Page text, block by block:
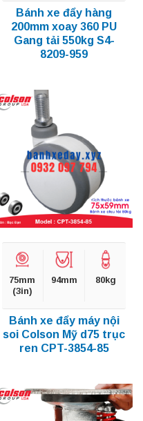
Bánh xe đẩy hàng
200mm xoay 360 PU
Gang tải 550kg S4-
8209-959
75mm
(3in)
94mm 80kg
Bánh xe đẩy máy nội
soi Colson Mỹ d75 trục
ren CPT-3854-85